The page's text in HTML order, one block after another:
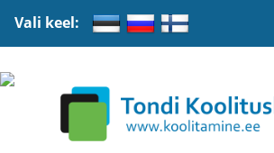
Vali keel: